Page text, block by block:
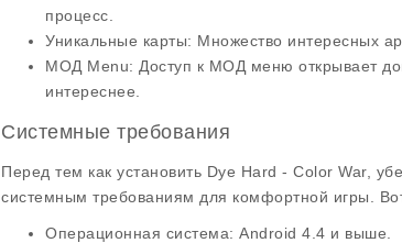
процесс.
Уникальные карты: Множество интересных
МОД Menu: Доступ к МОД меню открывает
интереснее.
Системные требования
Перед тем как установить Dye Hard - Color War,
системным требованиям для комфортной игры.
Операционная система: Android 4.4 и выше.